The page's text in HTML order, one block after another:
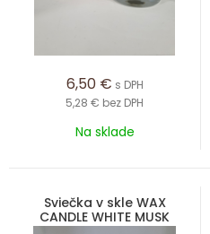
6,50 € s DPH
5,28 € bez DPH
Na sklade
Sviečka v skle WAX
CANDLE WHITE MUSK